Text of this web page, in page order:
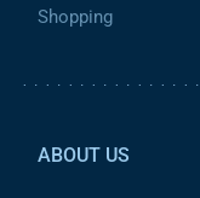
Shopping
ABOUT US